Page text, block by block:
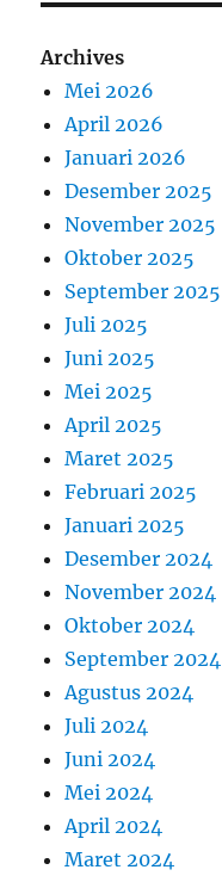
Archives
Mei 2026
April 2026
Januari 2026
Desember 2025
November 2025
Oktober 2025
September 2025
Juli 2025
Juni 2025
Mei 2025
April 2025
Maret 2025
Februari 2025
Januari 2025
Desember 2024
November 2024
Oktober 2024
September 2024
Agustus 2024
Juli 2024
Juni 2024
Mei 2024
April 2024
Maret 2024